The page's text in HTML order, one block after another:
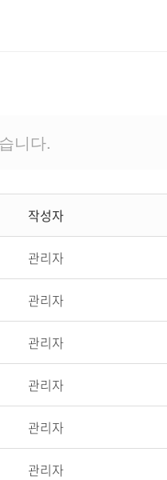
니다.
작성자
관리자
관리자
관리자
관리자
관리자
관리자